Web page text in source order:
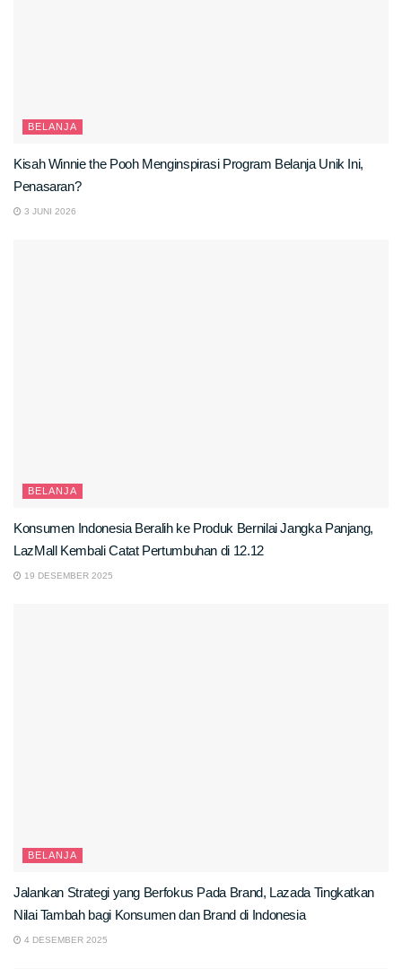
BELANJA
Kisah Winnie the Pooh Menginspirasi Program Belanja Unik Ini,
Penasaran?
3 JUNI 2026
BELANJA
Konsumen Indonesia Beralih ke Produk Bernilai Jangka Panjang,
LazMall Kembali Catat Pertumbuhan di 12.12
19 DESEMBER 2025
BELANJA
Jalankan Strategi yang Berfokus Pada Brand, Lazada Tingkatkan
Nilai Tambah bagi Konsumen dan Brand di Indonesia
4 DESEMBER 2025